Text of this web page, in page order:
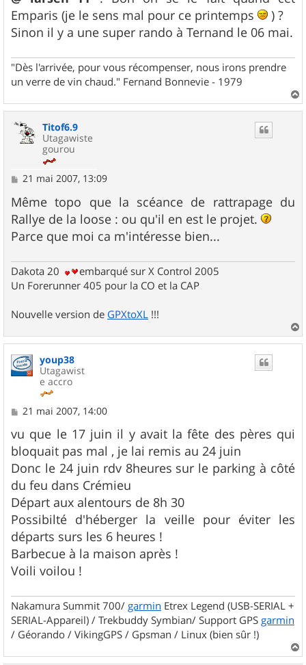
s
a
g
e
Emparis (je le sens mal pour ce printemps
) ?
Sinon il y a une super rando à Ternand le 06 mai.
"Dès l'arrivée, pour vous récompenser, nous irons prendre
un verre de vin chaud." Fernand Bonnevie - 1979
a
Titof6.9
Utagawiste
gourou
M
s
s
a
g
e
21 mai 2007, 13:09
Même topo que la scéance de rattrapage du
Rallye de la loose : ou qu'il en est le projet.
Parce que moi ca m'intéresse bien...
Dakota 20
embarqué sur X Control 2005
Un Forerunner 405 pour la CO et la CAP
Nouvelle version de GPXtoXL !!!
a
youp38
Utagawist
e accro
M
s
s
a
g
e
21 mai 2007, 14:00
vu que le 17 juin il y avait la fête des pères qui
bloquait pas mal , je lai remis au 24 juin
Donc le 24 juin rdv 8heures sur le parking à côté
du feu dans Crémieu
Départ aux alentours de 8h 30
Possibilté d'héberger la veille pour éviter les
départs surs les 6 heures !
Barbecue à la maison après !
Voili voilou !
Nakamura Summit 700/ garmin Etrex Legend (USB-SERIAL +
SERIAL-Appareil) / Trekbuddy Symbian/ Support GPS garmin
/ Géorando / VikingGPS / Gpsman / Linux (bien sûr !)
a